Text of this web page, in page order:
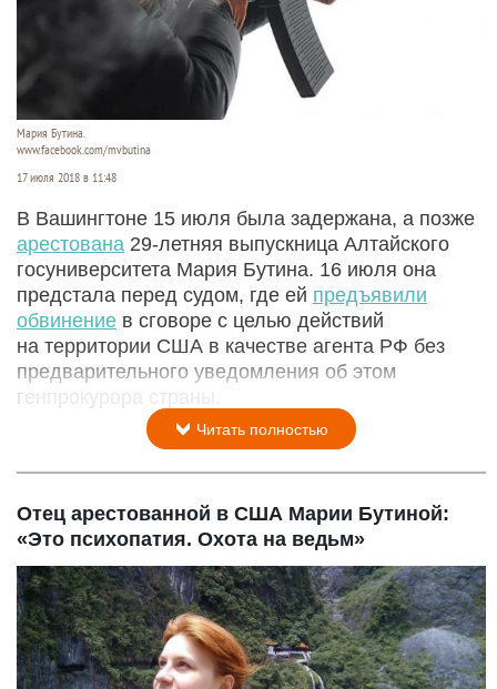
Мария Бутина.
www.facebook.com/mvbutina
17 июля 2018 в 11:48
В Вашингтоне 15 июля была задержана, а позже
арестована 29-летняя выпускница Алтайского
госуниверситета Мария Бутина. 16 июля она
предстала перед судом, где ей предъявили
обвинение в сговоре с целью действий
на территории США в качестве агента РФ без
предварительного уведомления об этом
генпрокурора страны.
Читать полностью
Отец арестованной в США Марии Бутиной:
«Это психопатия. Охота на ведьм»